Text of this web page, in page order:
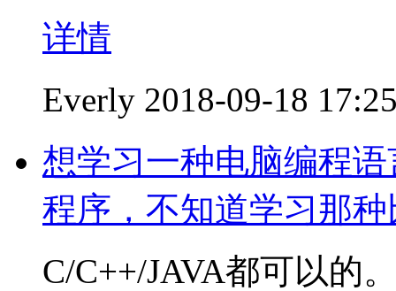
详情
Everly 2018-09-18
想学习一种电脑编程
程序，不知道学习那
C/C++/JAVA都可以的